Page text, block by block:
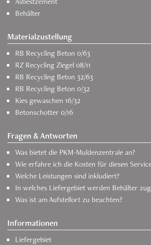
Behälter
Materialzustellung
RB Recycling Beton 0/63
RZ Recycling Ziegel 08/11
RB Recycling Beton 32/63
RB Recycling Beton 0/32
Kies gewaschen 16/32
Betonschotter 0/16
Fragen & Antworten
Was bietet die PKM-Muldenzentrale an?
Wie erfahre ich die Kosten für diesen
Welche Leistungen sind inkludiert?
In welches Liefergebiet werden Behälter
Was ist am Aufstellort zu beachten?
Informationen
Liefergebiet